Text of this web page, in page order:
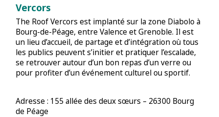
Vercors
The Roof Vercors est implanté sur la zone Diabolo à
Bourg-de-Péage, entre Valence et Grenoble. Il est
un lieu d’accueil, de partage et d’intégration où tous
les publics peuvent s’initier et pratiquer l’escalade,
se retrouver autour d’un bon repas d’un verre ou
pour profiter d’un événement culturel ou sportif.
Adresse : 155 allée des deux sœurs – 26300 Bourg
de Péage